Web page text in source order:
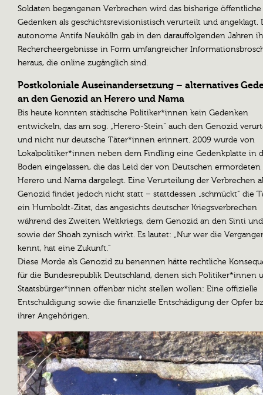
Soldaten begangenen Verbrechen wird das bisherige öffentliche
Gedenken als geschichtsrevisionistisch verurteilt und angeklagt.
autonome Antifa Neukölln gab in den darauffolgenden Jahren
Rechercheergebnisse in Form umfangreicher
heraus, die online zugänglich sind.
Postkoloniale Auseinandersetzung – alternatives
an den Genozid an Herero und Nama
Bis heute konnten städtische Politiker*innen kein Gedenken
entwickeln, das am sog. „Herero-Stein“ auch den Genozid
und nicht nur deutsche Täter*innen erinnert. 2009 wurde von
Lokalpolitiker*innen neben dem Findling eine Gedenkplatte in
Boden eingelassen, die das Leid der von Deutschen ermordeten
Herero und Nama dargelegt. Eine Verurteilung der Verbrechen
Genozid findet jedoch nicht statt – stattdessen „schmückt“ die
ein Humboldt-Zitat, das angesichts deutscher Kriegsverbrechen
während des Zweiten Weltkriegs, dem Genozid an den Sinti
sowie der Shoah zynisch wirkt. Es lautet: „Nur wer die
kennt, hat eine Zukunft.“
Diese Morde als Genozid zu benennen hätte rechtliche
für die Bundesrepublik Deutschland, denen sich Politiker*innen
Staatsbürger*innen offenbar nicht stellen wollen: Eine offizielle
Entschuldigung sowie die finanzielle Entschädigung der Opfer
ihrer Angehörigen.